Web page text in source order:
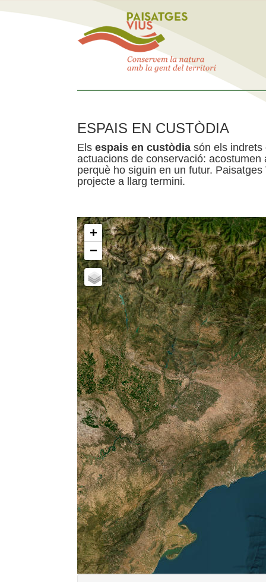
ESPAIS EN CUSTÒDIA
Els espais en custòdia són els indrets
actuacions de conservació:
perquè ho siguin en un futur.
projecte a llarg termini.
+
−